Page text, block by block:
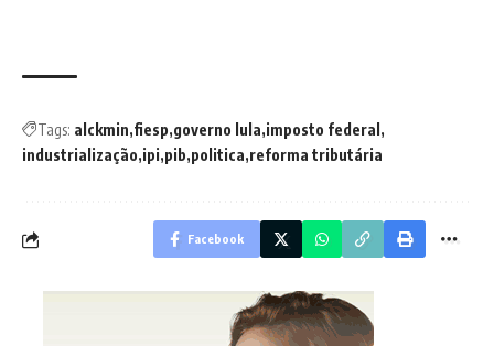
Tags: alckmin fiesp governo lula imposto federal
industrialização ipi pib politica reforma tributária
Facebook